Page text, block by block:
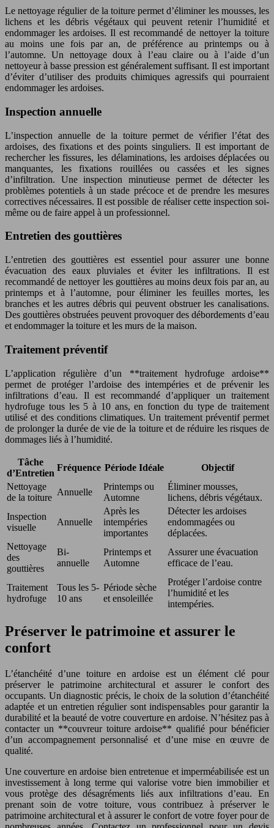
Le nettoyage régulier de la toiture permet d’éliminer les mousses, les
lichens et les débris végétaux qui peuvent retenir l’humidité et
endommager les ardoises. Il est recommandé de nettoyer la toiture
au moins une fois par an, de préférence au printemps ou à
l’automne. Un nettoyage doux à l’eau claire ou à l’aide d’un
nettoyeur à basse pression est généralement suffisant. Il est important
d’éviter d’utiliser des produits chimiques agressifs qui pourraient
endommager les ardoises.
Inspection annuelle
L’inspection annuelle de la toiture permet de vérifier l’état des
ardoises, des fixations et des points singuliers. Il est important de
rechercher les fissures, les délaminations, les ardoises déplacées ou
manquantes, les fixations rouillées ou cassées et les signes
d’infiltration. Une inspection minutieuse permet de détecter les
problèmes potentiels à un stade précoce et de prendre les mesures
correctives nécessaires. Il est possible de réaliser cette inspection soi-
même ou de faire appel à un professionnel.
Entretien des gouttières
L’entretien des gouttières est essentiel pour assurer une bonne
évacuation des eaux pluviales et éviter les infiltrations. Il est
recommandé de nettoyer les gouttières au moins deux fois par an, au
printemps et à l’automne, pour éliminer les feuilles mortes, les
branches et les autres débris qui peuvent obstruer les canalisations.
Des gouttières obstruées peuvent provoquer des débordements d’eau
et endommager la toiture et les murs de la maison.
Traitement préventif
L’application régulière d’un **traitement hydrofuge ardoise**
permet de protéger l’ardoise des intempéries et de prévenir les
infiltrations d’eau. Il est recommandé d’appliquer un traitement
hydrofuge tous les 5 à 10 ans, en fonction du type de traitement
utilisé et des conditions climatiques. Un traitement préventif permet
de prolonger la durée de vie de la toiture et de réduire les risques de
dommages liés à l’humidité.
Tâche
d’Entretien
Fréquence Période Idéale
Objectif
Nettoyage
de la toiture
Annuelle
Printemps ou
Automne
Éliminer mousses,
lichens, débris végétaux.
Inspection
visuelle
Annuelle
Après les
intempéries
importantes
Détecter les ardoises
endommagées ou
déplacées.
Nettoyage
des
gouttières
Bi-
annuelle
Printemps et
Automne
Assurer une évacuation
efficace de l’eau.
Traitement
hydrofuge
Tous les 5-
10 ans
Période sèche
et ensoleillée
Protéger l’ardoise contre
l’humidité et les
intempéries.
Préserver le patrimoine et assurer le
confort
L’étanchéité d’une toiture en ardoise est un élément clé pour
préserver le patrimoine architectural et assurer le confort des
occupants. Un diagnostic précis, le choix de la solution d’étanchéité
adaptée et un entretien régulier sont indispensables pour garantir la
durabilité et la beauté de votre couverture en ardoise. N’hésitez pas à
contacter un **couvreur toiture ardoise** qualifié pour bénéficier
d’un accompagnement personnalisé et d’une mise en œuvre de
qualité.
Une couverture en ardoise bien entretenue et imperméabilisée est un
investissement à long terme qui valorise votre bien immobilier et
vous protège des désagréments liés aux infiltrations d’eau. En
prenant soin de votre toiture, vous contribuez à préserver le
patrimoine architectural et à assurer le confort de votre foyer pour de